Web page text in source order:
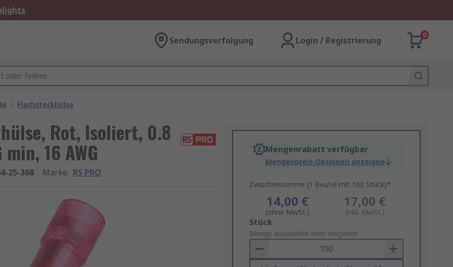
Sendungsverfolgung Login / Registrierung
0
/ Flachsteckhülse
Rot, Isoliert, 0.8
16 AWG
25-368 Marke: RS PRO
Mengenrabatt verfügbar
Mengenpreis-Optionen anzeigen
Zwischensumme (1 Beutel mit 100 Stück)*
14,00 €
(ohne MwSt.)
17,00 €
(inkl. MwSt.)
Add
to
Basket
Stück
Menge auswählen oder eingeben